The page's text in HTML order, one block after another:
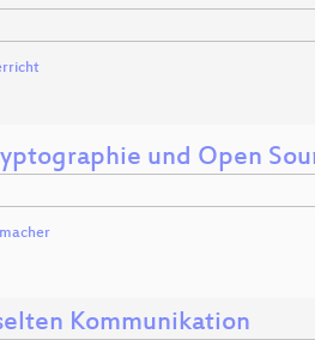
und Open
Kommunikation